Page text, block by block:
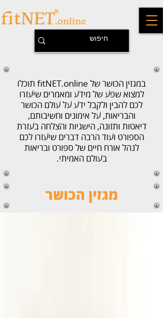
במגזין הכושר של fitNET.online תוכלו
למצוא שפע של מידע ומאמרים שיעזרו
לכם להבין ולקבל ידע על עולם הכושר
והבריאות, על אימונים וחשיבותם,
דיאטות ותזונה, הישגיות והצלחה בעזרת
הספורט ועוד הרבה דברים שיעזרו לכם
לנהל אורח חיים של ספורט ובריאות
בעולם האמיתי.
מגזין הכושר